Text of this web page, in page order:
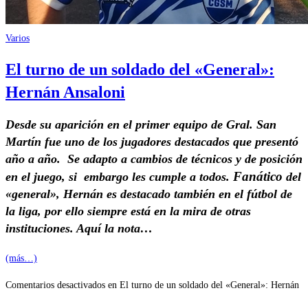
Varios
El turno de un soldado del «General»:
Hernán Ansaloni
Desde su aparición en el primer equipo de Gral. San
Martín fue uno de los jugadores destacados que presentó
año a año. Se adapto a cambios de técnicos y de posición
en el juego, si embargo les cumple a todos. Fanático del
«general», Hernán es destacado también en el fútbol de
la liga, por ello siempre está en la mira de otras
instituciones. Aquí la nota…
(más…)
Comentarios desactivados en El turno de un soldado del «General»: Hernán